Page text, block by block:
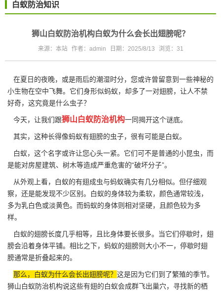
白蚁防治知识
狮山白蚁防治机构白蚁为什么会长出翅膀呢？
来源：本站 作者：admin 日期：2025/8/13 浏览： 31
在夏日的夜晚，或是雨后的潮湿时分，您或许曾留意到一些神秘的
小生物在空中飞舞。它们身形似蚂蚁，却多了一对翅膀，让人不禁
好奇，这究竟是什么虫子？
今天，让我们跟狮山白蚁防治机构一同揭开这个谜底。
其实，这种长得像蚂蚁有翅膀的虫子，很有可能是白蚁。
白蚁，这个名字或许让您心头一紧。它们可不是普通的小昆虫，而
是能对房屋建筑、树木等造成严重危害的“破坏分子”。
从外观上看，白蚁的有翅成虫与蚂蚁确实有几分相似。但仔细观
察，还是能发现不少区别。白蚁的身体较为柔软，颜色通常较浅，
多为乳白色或淡黄色。而蚂蚁的身体则相对坚硬，且颜色较为多
样。
白蚁的翅膀长度几乎相等，且比身体要长很多。当它们停歇时，翅
膀会沿着身体平铺。相比之下，蚂蚁的翅膀则大小不一，停歇时翅
膀通常是折叠起来的。
那么，白蚁为什么会长出翅膀呢？ 这是因为它们到了繁殖的季节。
狮山白蚁防治机构说这些有翅的白蚁会成群飞出巢穴，寻找新的栖